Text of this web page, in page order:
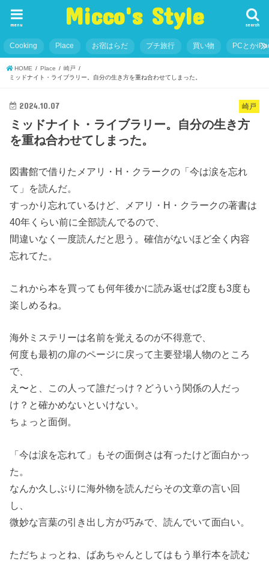
Micco's Style search
menu
Cooking Place お宿はらだ プチ旅行 買い物 PCとか
HOME Place
崎戸
ミッドナイト・ライブラリー。自分の生き方を重ね合わせてしまった。
崎戸
2024.10.07
ミッドナイト・ライブラリー。自分の生き方
を重ね合わせてしまった。
図書館で借りたメアリ・H・クラークの「今は涙を忘れ
て」を読んだ。
すっかり忘れているけど、メアリ・H・クラークの著書は
40年くらい前に全部読んでるので、
間違いなく一度読んだと思う。確信がないほど全く内容
忘れてた。
これから本を買っても何年後かに読み返せば2度も3度も
楽しめるね。
海外ミステリーは名前を覚えるのが不得意で、
何度も最初の扉のページに戻って主要登場人物のところ
で、
え〜と、この人って誰だっけ？どういう関係の人だっ
け？と確かめないといけない。
ちょっと面倒。
「今は涙を忘れて」もその面倒さは有ったけど面白かっ
た。
なんか久しぶりに海外物を読んだらその文章の言い回
し、
微妙な言葉の引き出し方が巧みで、読んでいて面白い。
ただちょっとね、ばあちゃんとしてはもう単行本を読む